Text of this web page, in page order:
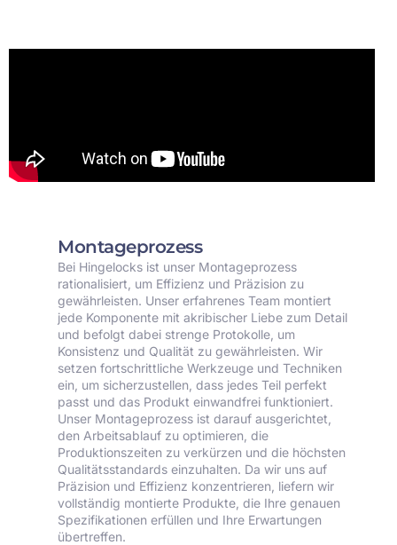
Montageprozess
Bei Hingelocks ist unser Montageprozess
rationalisiert, um Effizienz und Präzision zu
gewährleisten. Unser erfahrenes Team montiert
jede Komponente mit akribischer Liebe zum Detail
und befolgt dabei strenge Protokolle, um
Konsistenz und Qualität zu gewährleisten. Wir
setzen fortschrittliche Werkzeuge und Techniken
ein, um sicherzustellen, dass jedes Teil perfekt
passt und das Produkt einwandfrei funktioniert.
Unser Montageprozess ist darauf ausgerichtet,
den Arbeitsablauf zu optimieren, die
Produktionszeiten zu verkürzen und die höchsten
Qualitätsstandards einzuhalten. Da wir uns auf
Präzision und Effizienz konzentrieren, liefern wir
vollständig montierte Produkte, die Ihre genauen
Spezifikationen erfüllen und Ihre Erwartungen
übertreffen.